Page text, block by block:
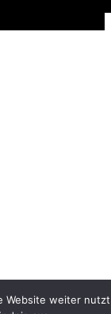
Website weiter